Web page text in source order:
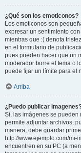
¿Qué son los emoticonos?
Los emoticonos son
expresar un sentimiento
mientras que :( denota
en el formulario de
pues pueden hacer que un
moderador borre el tema o
puede fijar un límite para el
Arriba
¿Puedo publicar
Sí, las imágenes se pueden
permite adjuntar archivos,
manera, debe guardar
http://www.ejemplo.com/
encuentren en su PC (a